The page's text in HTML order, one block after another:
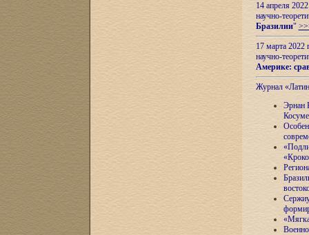
14 апреля
научно-
Бразилии"
17 марта 2022
научно-
Америке:
Журнал
Эрнан